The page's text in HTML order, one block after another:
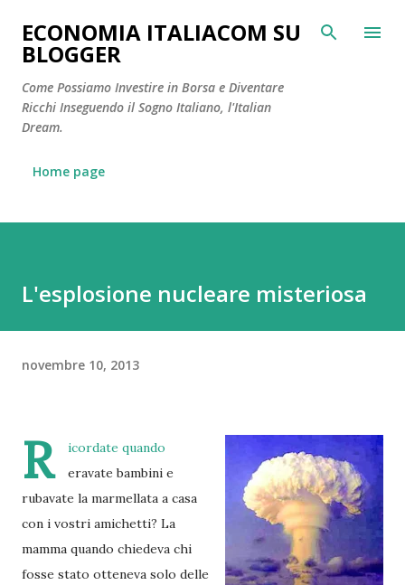
Passa ai contenuti principali
ECONOMIA ITALIACOM SU
BLOGGER
Come Possiamo Investire in Borsa e Diventare
Ricchi Inseguendo il Sogno Italiano, l'Italian
Dream.
Home page
L'esplosione nucleare misteriosa
novembre 10, 2013
R
icordate quando
eravate bambini e
rubavate la marmellata a casa
con i vostri amichetti? La
mamma quando chiedeva chi
fosse stato otteneva solo delle